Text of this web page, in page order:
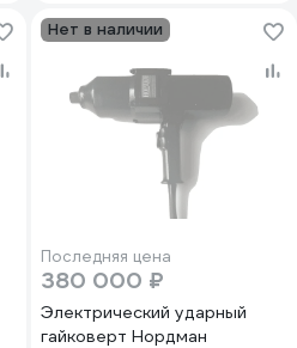
Нет в наличии
Последняя цена
380 000 ₽
Электрический ударный
гайковерт Нордман